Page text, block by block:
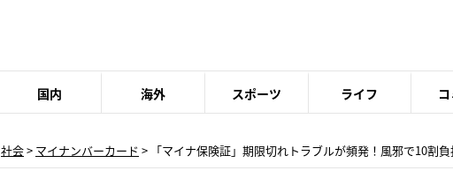
国内 海外 スポーツ ライフ
社会> マイナンバーカード > 「マイナ保険証」期限切れトラブルが頻発！風邪で10割